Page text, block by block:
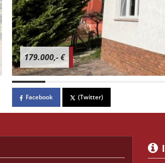
179.000,- €
Facebook (Twitter)